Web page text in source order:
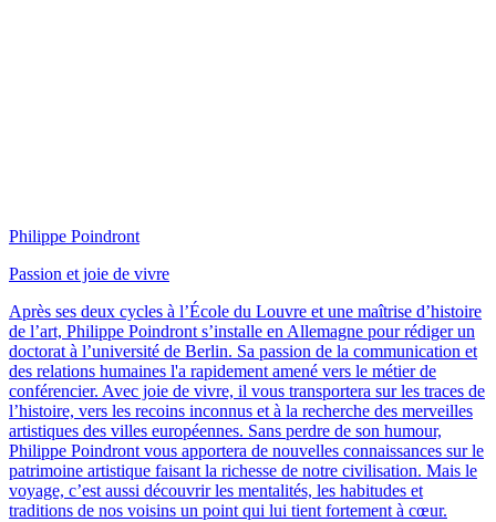
Philippe Poindront
Passion et joie de vivre
Après ses deux cycles à l’École du Louvre et une maîtrise d’histoire
de l’art, Philippe Poindront s’installe en Allemagne pour rédiger un
doctorat à l’université de Berlin. Sa passion de la communication et
des relations humaines l'a rapidement amené vers le métier de
conférencier. Avec joie de vivre, il vous transportera sur les traces de
l’histoire, vers les recoins inconnus et à la recherche des merveilles
artistiques des villes européennes. Sans perdre de son humour,
Philippe Poindront vous apportera de nouvelles connaissances sur le
patrimoine artistique faisant la richesse de notre civilisation. Mais le
voyage, c’est aussi découvrir les mentalités, les habitudes et
traditions de nos voisins un point qui lui tient fortement à cœur.